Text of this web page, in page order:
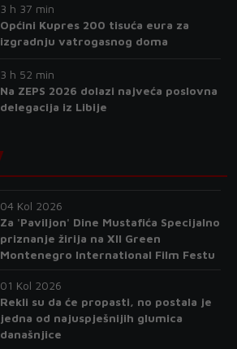
3 h 37 min
Općini Kupres 200 tisuća eura za
izgradnju vatrogasnog doma
3 h 52 min
Na ZEPS 2026 dolazi najveća poslovna
delegacija iz Libije
04 Kol 2026
Za 'Paviljon' Dine Mustafića Specijalno
priznanje žirija na XII Green
Montenegro International Film Festu
01 Kol 2026
Rekli su da će propasti, no postala je
jedna od najuspješnijih glumica
današnjice